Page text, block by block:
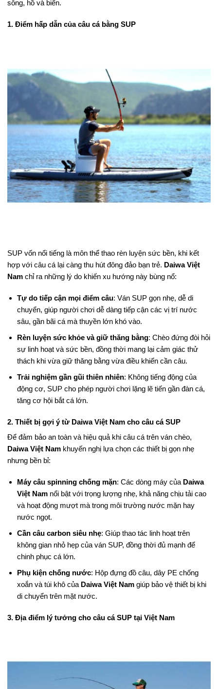
sông, hồ và biển.
1. Điểm hấp dẫn của câu cá bằng SUP
SUP vốn nổi tiếng là môn thể thao rèn luyện sức bền, khi kết
hợp với câu cá lại càng thu hút đông đảo bạn trẻ. Daiwa Việt
Nam chỉ ra những lý do khiến xu hướng này bùng nổ:
Tự do tiếp cận mọi điểm câu: Ván SUP gọn nhẹ, dễ di
chuyển, giúp người chơi dễ dàng tiếp cận các vị trí nước
sâu, gần bãi cá mà thuyền lớn khó vào.
Rèn luyện sức khỏe và giữ thăng bằng: Chèo đứng đòi hỏi
sự linh hoạt và sức bền, đồng thời mang lại cảm giác thử
thách khi vừa giữ thăng bằng vừa điều khiển cần câu.
Trải nghiệm gần gũi thiên nhiên: Không tiếng động của
động cơ, SUP cho phép người chơi lặng lẽ tiến gần đàn cá,
tăng cơ hội bắt cá lớn.
2. Thiết bị gợi ý từ Daiwa Việt Nam cho câu cá SUP
Để đảm bảo an toàn và hiệu quả khi câu cá trên ván chèo,
Daiwa Việt Nam khuyến nghị lựa chọn các thiết bị gọn nhẹ
nhưng bền bỉ:
Máy câu spinning chống mặn: Các dòng máy của Daiwa
Việt Namnổi bật với trọng lượng nhẹ, khả năng chịu tải cao
và hoạt động mượt mà trong môi trường nước mặn hay
nước ngọt.
Cần câu carbon siêu nhẹ: Giúp thao tác linh hoạt trên
không gian nhỏ hẹp của ván SUP, đồng thời đủ mạnh để
chinh phục cá lớn.
Phụ kiện chống nước: Hộp đựng đồ câu, dây PE chống
xoắn và túi khô của Daiwa Việt Namgiúp bảo vệ thiết bị khi
di chuyển trên mặt nước.
3. Địa điểm lý tưởng cho câu cá SUP tại Việt Nam